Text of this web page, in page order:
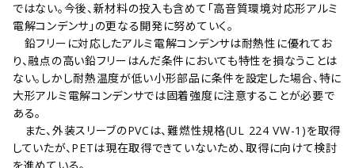
ではない。今後、新材料の投入も含めて｢高音質環境対応形アルミ
電解コンデンサ｣の更なる開発に努めていく。
鉛フリーに対応したアルミ電解コンデンサは耐熱性に優れてお
り、融点の高い鉛フリーはんだ条件においても特性を損なうことは
ない。しかし耐熱温度が低い小形部品に条件を設定した場合、特に
大形アルミ電解コンデンサでは固着強度に注意することが必要で
ある。
また、外装スリーブのPVCは、難燃性規格(UL 224 VW-1)を取得
していたが、PETは現在取得できていないため、取得に向けて検討